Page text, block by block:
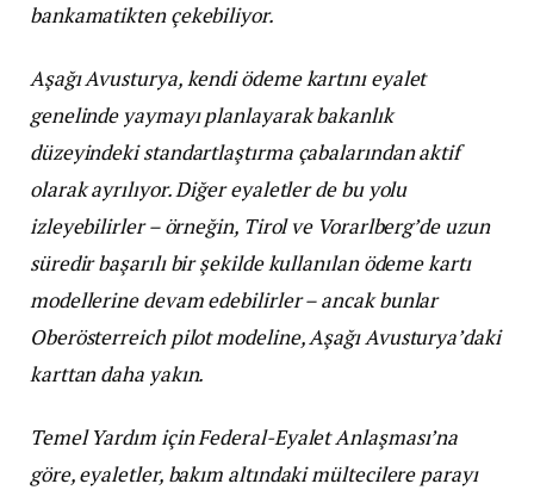
bankamatikten çekebiliyor.
Aşağı Avusturya, kendi ödeme kartını eyalet
genelinde yaymayı planlayarak bakanlık
düzeyindeki standartlaştırma çabalarından aktif
olarak ayrılıyor. Diğer eyaletler de bu yolu
izleyebilirler – örneğin, Tirol ve Vorarlberg’de uzun
süredir başarılı bir şekilde kullanılan ödeme kartı
modellerine devam edebilirler – ancak bunlar
Oberösterreich pilot modeline, Aşağı Avusturya’daki
karttan daha yakın.
Temel Yardım için Federal-Eyalet Anlaşması’na
göre, eyaletler, bakım altındaki mültecilere parayı